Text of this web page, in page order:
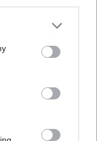
τη
την
σου το